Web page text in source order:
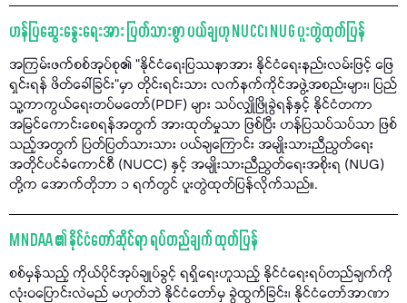
ဟန်ပြဆွေးနွေးရေးအား ပြတ်သားစွာ ပယ်ချဟု NUCC၊ NUG ပူးတွဲထုတ်ပြန်
အကြမ်းဖက်စစ်အုပ်စု၏ "နိုင်ငံရေးပြဿနာအား နိုင်ငံရေးနည်းလမ်းဖြင့် ဖြေ
ရှင်းရန် ဖိတ်ခေါ်ခြင်း"မှာ တိုင်းရင်းသား လက်နက်ကိုင်အဖွဲ့အစည်းများ၊ ပြည်
သူ့ကာကွယ်ရေးတပ်မတော်(PDF) များ သပ်လျှိုဖြိုခွဲရန်နှင့် နိုင်ငံတကာ
အမြင်ကောင်းစေရန်အတွက် အားထုတ်မှုသာ ဖြစ်ပြီး ဟန်ပြသပ်သပ်သာ ဖြစ်
သည့်အတွက် ပြတ်ပြတ်သားသား ပယ်ချကြောင်း အမျိုးသားညီညွတ်ရေး
အတိုင်ပင်ခံကောင်စီ (NUCC) နှင့် အမျိုးသားညီညွတ်ရေးအစိုးရ (NUG)
တို့က အောက်တိုဘာ ၁ ရက်တွင် ပူးတွဲထုတ်ပြန်လိုက်သည်။.
MNDAA ၏ နိုင်ငံတော်ဆိုင်ရာ ရပ်တည်ချက် ထုတ်ပြန်
စစ်မှန်သည့် ကိုယ်ပိုင်အုပ်ချုပ်ခွင့် ရရှိရေးဟူသည့် နိုင်ငံရေးရပ်တည်ချက်ကို
လုံးဝပြောင်းလဲမည် မဟုတ်ဘဲ နိုင်ငံတော်မှ ခွဲထွက်ခြင်း၊ နိုင်ငံတော်အာဏာ